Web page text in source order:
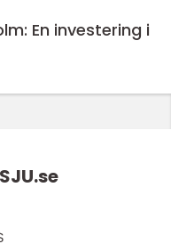
En investering i
se